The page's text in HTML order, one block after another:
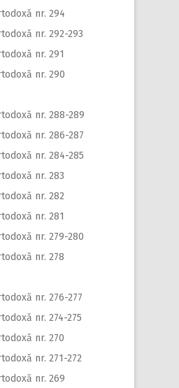
nr. 294
nr. 292-293
nr. 291
nr. 290
nr. 288-289
nr. 286-287
nr. 284-285
nr. 283
nr. 282
nr. 281
nr. 279-280
nr. 278
nr. 276-277
nr. 274-275
nr. 270
nr. 271-272
nr. 269